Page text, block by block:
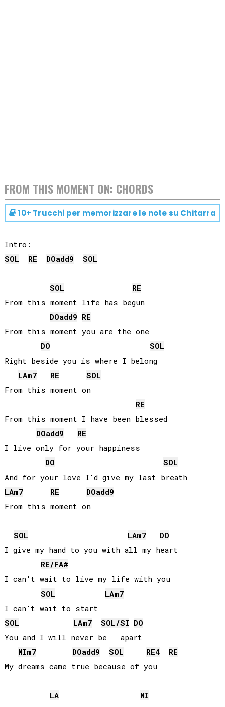
FROM THIS MOMENT ON: CHORDS
10+ Trucchi per memorizzare le note su Chitarra
SOL
RE DOadd9 SOL
SOL
RE
From this moment life has begun
DOadd9 RE
From this moment you are the one
DO
SOL
Right beside you is where I belong
LAm7 RE
SOL
From this moment on
RE
From this moment I have been blessed
DOadd9
RE
I live only for your happiness
DO
SOL
LAm7 RE DOadd9
From this moment on
SOL LAm7
DO
I give my hand to you with all my heart
RE/FA#
I can't wait to live my life with you
SOL
LAm7
SOL
LAm7 SOL/SI DO
You and I will never be   apart
MIm7 DOadd9 SOL RE4
RE
LA
MI